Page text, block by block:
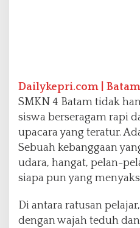
Dailykepri.com | Batam
SMKN 4 Batam tidak
siswa berseragam rapi
upacara yang teratur.
Sebuah kebanggaan
udara, hangat, pelan-
siapa pun yang
Di antara ratusan
dengan wajah teduh